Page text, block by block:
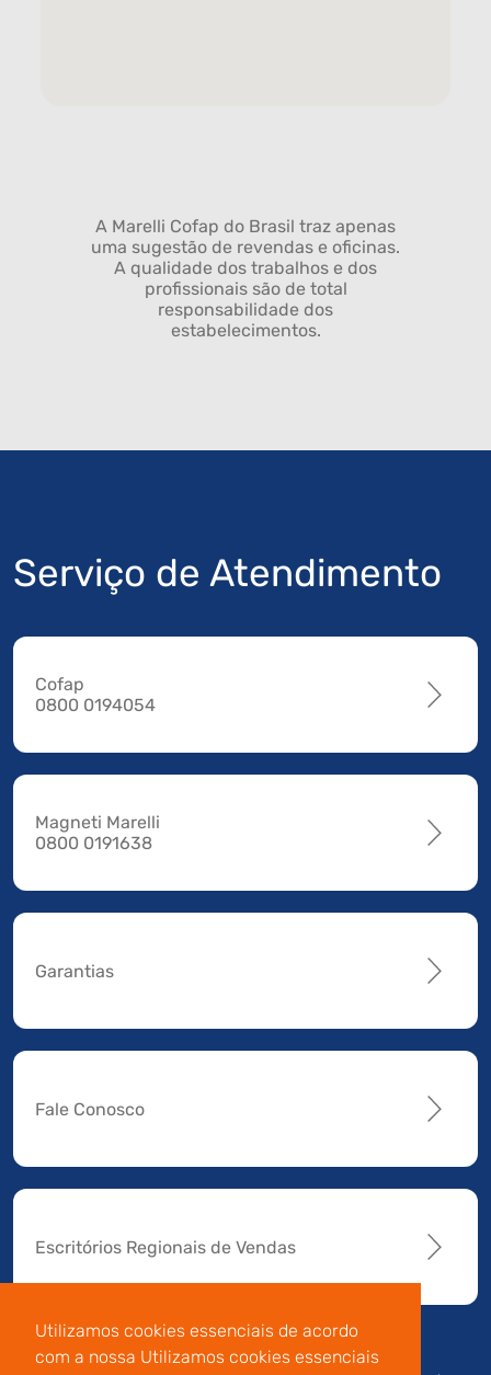
Utilizamos cookies essenciais de acordo
com a nossa Utilizamos cookies essenciais
A Marelli Cofap do Brasil traz apenas
uma sugestão de revendas e oficinas.
A qualidade dos trabalhos e dos
profissionais são de total
responsabilidade dos
estabelecimentos.
Serviço de Atendimento
Cofap
0800 0194054
Magneti Marelli
0800 0191638
Garantias
Fale Conosco
Escritórios Regionais de Vendas